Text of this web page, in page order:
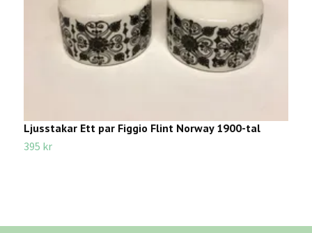
Ljusstakar Ett par Figgio Flint Norway 1900-tal
395 kr